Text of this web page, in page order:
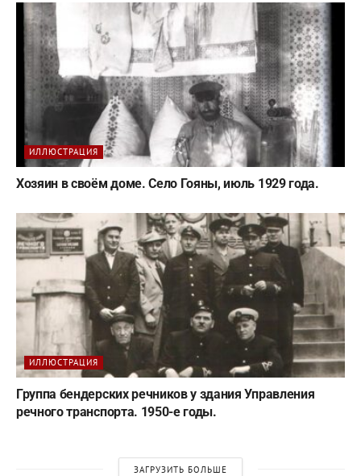
ИЛЛЮСТРАЦИЯ
Хозяин в своём доме. Село Гояны, июль 1929 года.
ИЛЛЮСТРАЦИЯ
Группа бендерских речников у здания Управления
речного транспорта. 1950-е годы.
ЗАГРУЗИТЬ БОЛЬШЕ